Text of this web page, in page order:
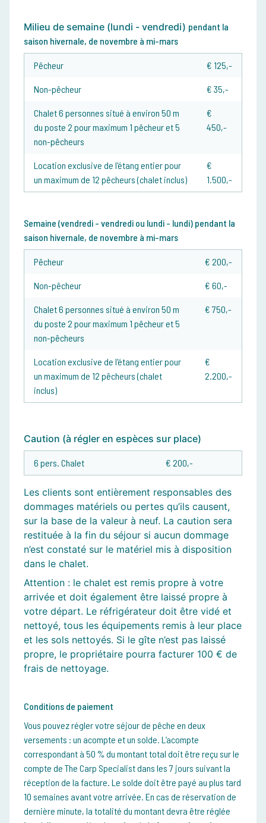
Milieu de semaine (lundi - vendredi) pendant la
saison hivernale, de novembre à mi-mars
Pêcheur € 125,-
Non-pêcheur € 35,-
Chalet 6 personnes situé à environ 50 m
du poste 2 pour maximum 1 pêcheur et 5
non-pêcheurs
€
450,-
Location exclusive de l'étang entier pour
un maximum de 12 pêcheurs (chalet inclus)
€
1.500,-
Semaine (vendredi - vendredi ou lundi - lundi) pendant la
saison hivernale, de novembre à mi-mars
Pêcheur € 200,-
Non-pêcheur € 60,-
Chalet 6 personnes situé à environ 50 m
du poste 2 pour maximum 1 pêcheur et 5
non-pêcheurs
€ 750,-
Location exclusive de l'étang entier pour
un maximum de 12 pêcheurs (chalet
inclus)
€
2.200,-
Caution (à régler en espèces sur place)
6 pers. Chalet € 200,-
Les clients sont entièrement responsables des
dommages matériels ou pertes qu’ils causent,
sur la base de la valeur à neuf. La caution sera
restituée à la fin du séjour si aucun dommage
n’est constaté sur le matériel mis à disposition
dans le chalet.
Attention : le chalet est remis propre à votre
arrivée et doit également être laissé propre à
votre départ. Le réfrigérateur doit être vidé et
nettoyé, tous les équipements remis à leur place
et les sols nettoyés. Si le gîte n’est pas laissé
propre, le propriétaire pourra facturer 100 € de
frais de nettoyage.
Conditions de paiement
Vous pouvez régler votre séjour de pêche en deux
versements : un acompte et un solde. L’acompte
correspondant à 50 % du montant total doit être reçu sur le
compte de The Carp Specialist dans les 7 jours suivant la
réception de la facture. Le solde doit être payé au plus tard
10 semaines avant votre arrivée. En cas de réservation de
dernière minute, la totalité du montant devra être réglée